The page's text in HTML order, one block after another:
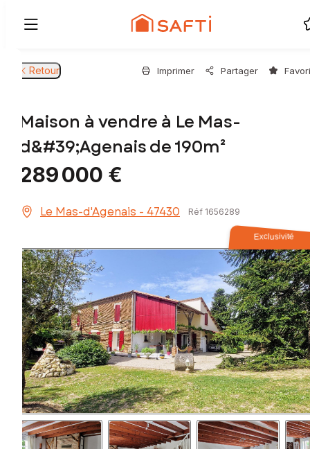
Retour Imprimer Partager
Maison à vendre à Le Mas-
d&#39;Agenais de 190m²
289 000 €
Le Mas-d'Agenais - 47430 Réf 1656289
Exclusivité